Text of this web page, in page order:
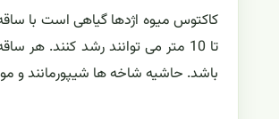
باشد. حاشیه شاخه ها شیپورمانند و